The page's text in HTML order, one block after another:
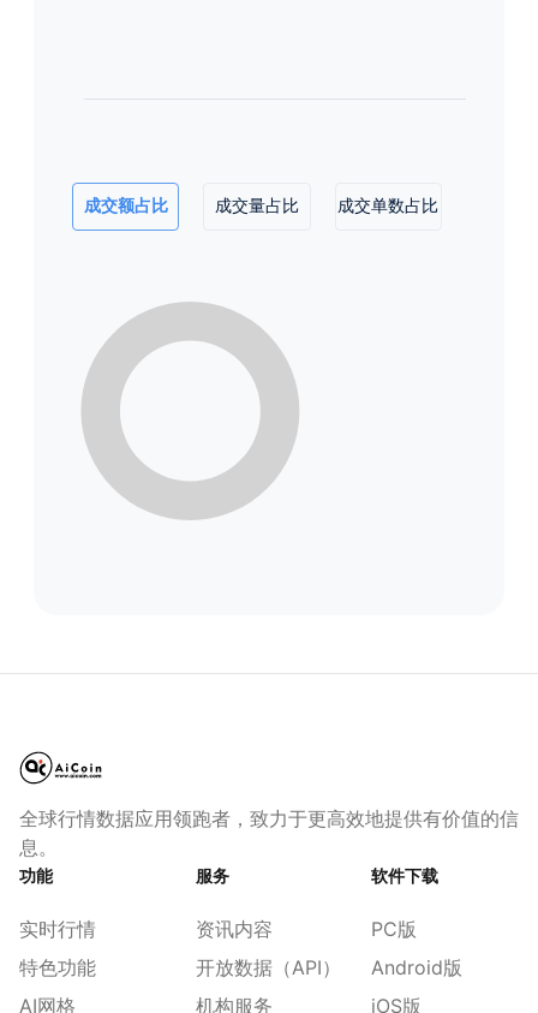
成交额占比 成交量占比 成交单数占比
全球行情数据应用领跑者，致力于更高效地提供有价值的信
息。
功能
实时行情
特色功能
AI网格
服务
资讯内容
开放数据（API）
机构服务
软件下载
PC版
Android版
iOS版